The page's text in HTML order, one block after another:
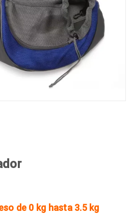
de 0 kg hasta 3.5 kg